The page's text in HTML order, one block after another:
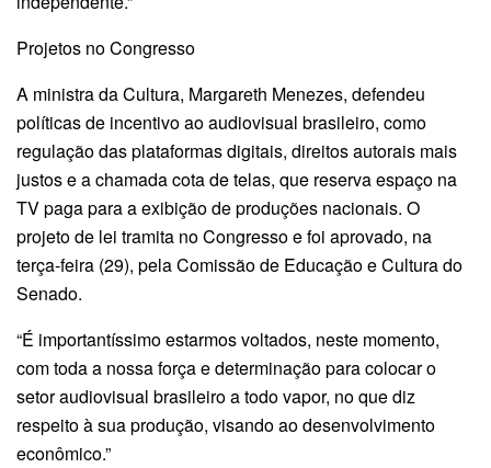
Projetos no Congresso
A ministra da Cultura, Margareth Menezes, defendeu
políticas de incentivo ao audiovisual brasileiro, como
regulação das plataformas digitais, direitos autorais mais
justos e a chamada cota de telas, que reserva espaço na
TV paga para a exibição de produções nacionais. O
projeto de lei tramita no Congresso e foi aprovado, na
terça-feira (29), pela Comissão de Educação e Cultura do
Senado.
“É importantíssimo estarmos voltados, neste momento,
com toda a nossa força e determinação para colocar o
setor audiovisual brasileiro a todo vapor, no que diz
respeito à sua produção, visando ao desenvolvimento
econômico.”